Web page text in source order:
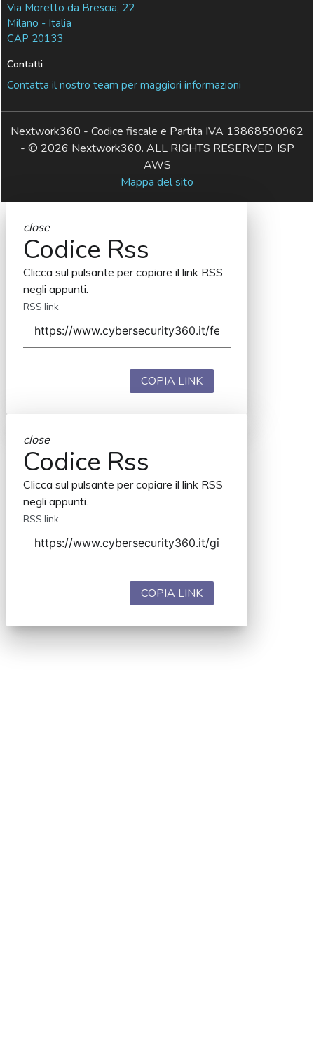
Via Moretto da Brescia, 22
Milano - Italia
CAP 20133
Contatti
Contatta il nostro team per maggiori informazioni
Nextwork360 - Codice fiscale e Partita IVA 13868590962
- © 2026 Nextwork360. ALL RIGHTS RESERVED. ISP
AWS
Mappa del sito
close
Codice Rss
Clicca sul pulsante per copiare il link RSS
negli appunti.
RSS link
COPIA LINK
close
Codice Rss
Clicca sul pulsante per copiare il link RSS
negli appunti.
RSS link
COPIA LINK